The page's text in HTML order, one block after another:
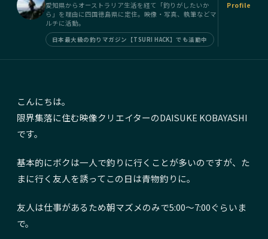
愛知県からオーストラリア生活を経て「釣りがしたいか
ら」を理由に四国徳島県に定住。映像・写真、執筆などマ
ルチに活動。
日本最大級の釣りマガジン【TSURI HACK】でも活動中
Profile
こんにちは。
限界集落に住む映像クリエイターのDAISUKE KOBAYASHI
です。
基本的にボクは一人で釣りに行くことが多いのですが、た
まに行く友人を誘ってこの日は青物釣りに。
友人は仕事があるため朝マズメのみで5:00〜7:00ぐらいま
で。